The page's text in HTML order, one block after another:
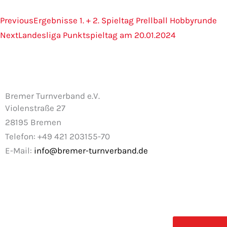
Zurück
PreviousErgebnisse 1. + 2. Spieltag Prellball Hobbyrunde
NextLandesliga Punktspieltag am 20.01.2024
Nächster
Bremer Turnverband e.V.
Violenstraße 27
28195 Bremen
Telefon: +49 421 203155-70
E-Mail: info@bremer-turnverband.de